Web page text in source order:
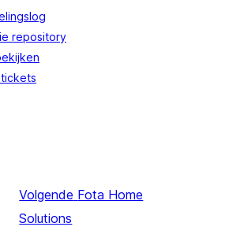
repository
Volgende Fota Home
Solutions